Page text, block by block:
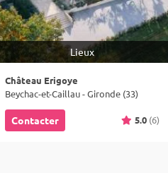
Lieux
Château Erigoye
Beychac-et-Caillau - Gironde (33)
Contacter 5.0 (6)